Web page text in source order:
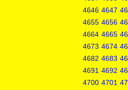
4646 4647
4655 4656
4664 4665
4673 4674
4682 4683
4691 4692
4700 4701